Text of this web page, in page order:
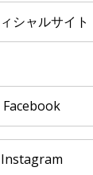
シャルサイト
Facebook
Instagram